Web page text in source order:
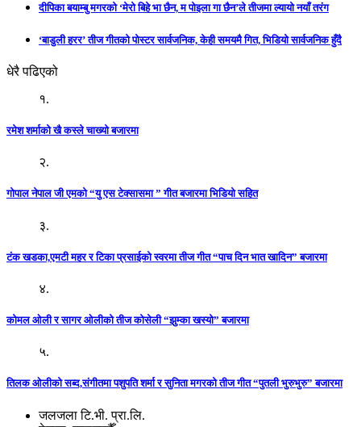
दीपिका बयाम्बु मगरको ‘मेरो बिहे भा छैन, म पोइला गा छैन’ले तीजमा ल्यायो नयाँ तरंग
‘बाडुली हरर’ तीज गीतको पोस्टर सार्वजनिक, केही समयमै गित, भिडियो सार्वजनिक हुँदै
धेरै पढिएको
१.
रमेश शर्माको खै कस्ले चाख्यो बजारमा
२.
गोपाल नेपाल जी एमको “यु एस टेक्सासमा ” गीत बजारमा भिडियो सहित
३.
टंक खडका,एमटी महर र टिका प्रसाईको स्वरमा तीज गीत “पाच दिन भात खादिन” बजारमा
४.
कोमल ओली र सागर ओलीको तीज कोसेली “झुम्का खस्यो” बजारमा
५.
तिलक ओलीको सब्द,संगीतमा पशुपति शर्मा र सुनिता मगरको तीज गीत “पुतली भुरुभुरु” बजारमा
जलजला टि.भी. प्रा.लि.